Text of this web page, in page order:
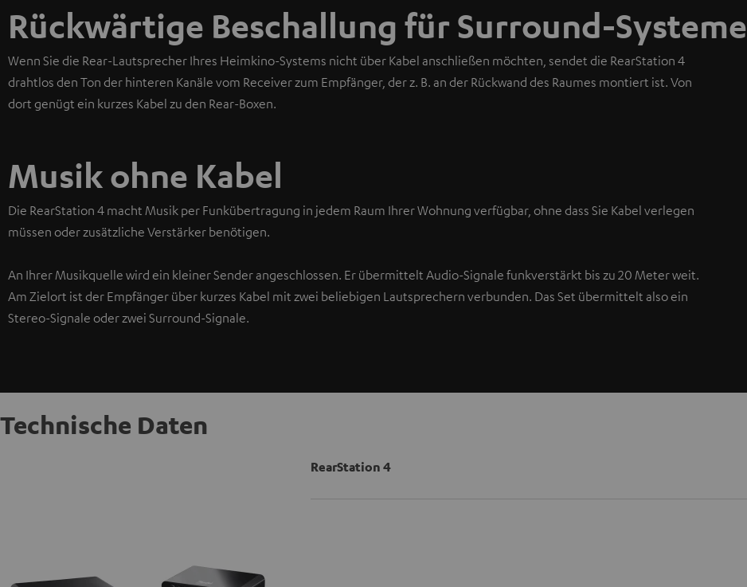
Rückwärtige Beschallung für Surround-Systeme
Wenn Sie die Rear-Lautsprecher Ihres Heimkino-Systems nicht über Kabel anschließen möchten, sendet die RearStation 4
drahtlos den Ton der hinteren Kanäle vom Receiver zum Empfänger, der z. B. an der Rückwand des Raumes montiert ist. Von
dort genügt ein kurzes Kabel zu den Rear-Boxen.
Musik ohne Kabel
Die RearStation 4 macht Musik per Funkübertragung in jedem Raum Ihrer Wohnung verfügbar, ohne dass Sie Kabel verlegen
müssen oder zusätzliche Verstärker benötigen.
An Ihrer Musikquelle wird ein kleiner Sender angeschlossen. Er übermittelt Audio-Signale funkverstärkt bis zu 20 Meter weit.
Am Zielort ist der Empfänger über kurzes Kabel mit zwei beliebigen Lautsprechern verbunden. Das Set übermittelt also ein
Stereo-Signale oder zwei Surround-Signale.
Technische Daten
RearStation 4